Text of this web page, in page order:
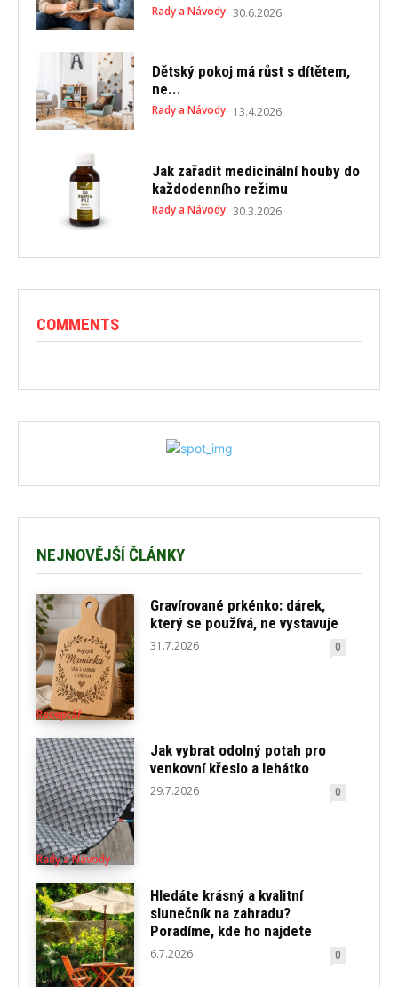
Rady a Návody 30.6.2026
Dětský pokoj má růst s dítětem,
ne...
Rady a Návody 13.4.2026
Jak zařadit medicinální houby do
každodenního režimu
Rady a Návody 30.3.2026
COMMENTS
NEJNOVĚJŠÍ ČLÁNKY
Receptář
Gravírované prkénko: dárek,
který se používá, ne vystavuje
31.7.2026 0
Rady a Návody
Jak vybrat odolný potah pro
venkovní křeslo a lehátko
29.7.2026 0
Hledáte krásný a kvalitní
slunečník na zahradu?
Poradíme, kde ho najdete
6.7.2026 0